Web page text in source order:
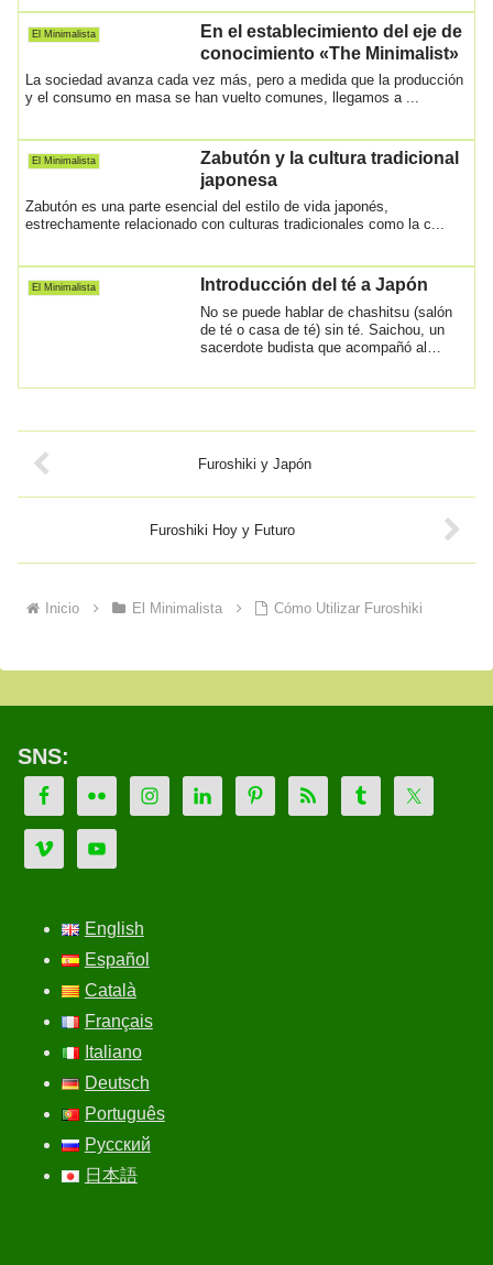
El Minimalista
En el establecimiento del eje de
conocimiento «The Minimalist»
La sociedad avanza cada vez más, pero a medida que la producción
y el consumo en masa se han vuelto comunes, llegamos a ...
El Minimalista
Zabutón y la cultura tradicional
japonesa
Zabutón es una parte esencial del estilo de vida japonés,
estrechamente relacionado con culturas tradicionales como la c...
El Minimalista Introducción del té a Japón
No se puede hablar de chashitsu (salón
de té o casa de té) sin té. Saichou, un
sacerdote budista que acompañó al
Furoshiki y Japón
Furoshiki Hoy y Futuro
Inicio El Minimalista Cómo Utilizar Furoshiki
SNS:
English
Español
Català
Français
Italiano
Deutsch
Português
Русский
日本語